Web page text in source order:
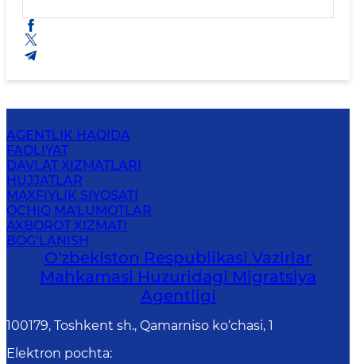
AGENTLIK HAQIDA
FAOLIYAT
DAVLAT XIZMATLARI
HUJJATLAR
MAXFIYLIK SIYOSATI
OCHIQ MA'LUMOTLAR
AXBOROT XIZMATI
BOG‘LANISH
O'zbekiston Respublikasi Vazirlar
Mahkamasi Huzuridagi Migratsiya
Agentligi
100179, Toshkent sh., Qamarniso ko‘chasi, 1
Elektron pochta: